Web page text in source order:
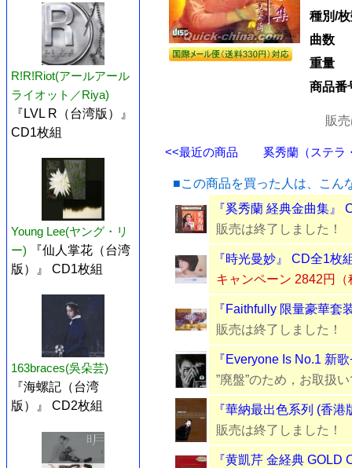
R!R!Riot(アールアール
ライオット／Riya)
『LVL R（台湾版）』
CD1枚組
Young Lee(ヤング・リ
ー)
『仙人掌花（台湾
版）』 CD1枚組
163braces(吳朵芸)
『海螺記（台湾
版）』 CD2枚組
種別/
曲数
重量
商品番
販
<<最近の商品 奚秀蘭（ステラ
■この商品を買った人は、こん
『奚秀蘭 経典金曲集』
販売は終了しました！
『時光曼妙』 CD全1枚
キャンペーン 2842円（
『Faithfully 限量豪華套
販売は終了しました！
『Everyone Is No.1 新
”廃盤”のため，お取扱
『華納最出色系列 (香
販売は終了しました！
『黄凱芹 金経典